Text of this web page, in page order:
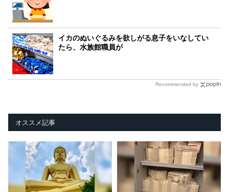
イカのぬいぐるみを欲しがる息子をいなしてい
たら、水族館職員が
Recommended by
オススメ記事